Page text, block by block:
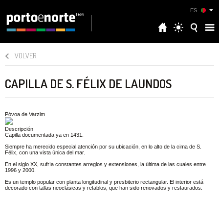
ES
VOLVER
CAPILLA DE S. FÉLIX DE LAUNDOS
Póvoa de Varzim
Descripción
Capilla documentada ya en 1431.
Siempre ha merecido especial atención por su ubicación, en lo alto de la cima de S.
Félix, con una vista única del mar.
En el siglo XX, sufría constantes arreglos y extensiones, la última de las cuales entre
1996 y 2000.
Es un templo popular con planta longitudinal y presbiterio rectangular. El interior está
decorado con tallas neoclásicas y retablos, que han sido renovados y restaurados.